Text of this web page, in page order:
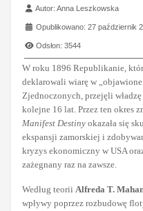
Szczegóły
Autor:Anna Leszkowska
Opublikowano: 27 październik
Odsłon: 3544
W roku 1896 Republikanie,
deklarowali wiarę w
Zjednoczonych, przejęli
kolejne 16 lat. Przez ten okres
Manifest Destiny okazała się
ekspansji zamorskiej i
kryzys ekonomiczny w USA
zażegnany raz na zawsze.
Według teorii Alfreda T.
wpływy poprzez rozbudowę